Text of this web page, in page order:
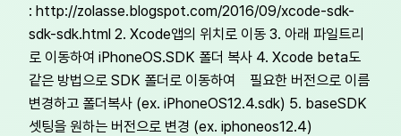
: http://zolasse.blogspot.com/2016/09/xcode-sdk-
sdk-sdk.html 2. Xcode앱의 위치로 이동 3. 아래 파일트리
로 이동하여 iPhoneOS.SDK 폴더 복사 4. Xcode beta도
같은 방법으로 SDK 폴더로 이동하여 필요한 버전으로 이름
변경하고 폴더복사 (ex. iPhoneOS12.4.sdk) 5. baseSDK
셋팅을 원하는 버전으로 변경 (ex. iphoneos12.4)